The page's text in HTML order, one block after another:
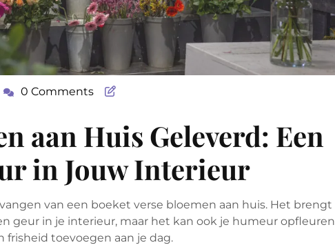
fleurjethuis
0 Comments
aan Huis Geleverd: Een
in Jouw Interieur
van een boeket verse bloemen aan huis. Het brengt
geur in je interieur, maar het kan ook je humeur opfleuren
frisheid toevoegen aan je dag.